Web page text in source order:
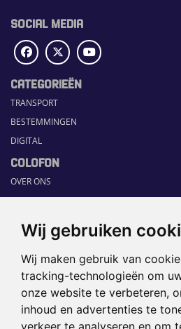
Wij gebruiken
Wij maken gebruik van
tracking-technologieën om
onze website te verbeteren,
inhoud en advertenties te
verkeer te analyseren en om
SOCIAL MEDIA
CATEGORIEËN
TRANSPORT
BESTEMMINGEN
DIGITAL
COLOFON
OVER ONS
COMMUNICATION PLATFORM
RUBRIEKEN
HOME
SECTORGIDS
JOBS
HAPPENING